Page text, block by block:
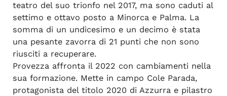
teatro del suo trionfo nel 2017, ma sono caduti al
settimo e ottavo posto a Minorca e Palma. La
somma di un undicesimo e un decimo è stata
una pesante zavorra di 21 punti che non sono
riusciti a recuperare.
Provezza affronta il 2022 con cambiamenti nella
sua formazione. Mette in campo Cole Parada,
protagonista del titolo 2020 di Azzurra e pilastro